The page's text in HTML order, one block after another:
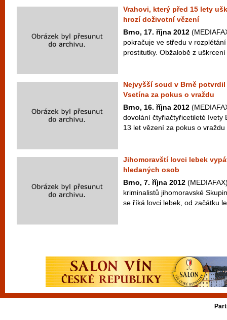
Vrahovi, který před 15 lety
hrozí doživotní vězení
Brno, 17. října 2012
pokračuje ve středu v
prostitutky. Obžalobě z
Nejvyšší soud v Brně potvrdil
Vsetína za pokus o vraždu
Brno, 16. října 2012
dovolání čtyřiačtyřicetileté Ivety
13 let vězení za pokus o
Jihomoravští lovci lebek
hledaných osob
Brno, 7. října 2012
kriminalistů jihomoravské
se říká lovci lebek, od začátku